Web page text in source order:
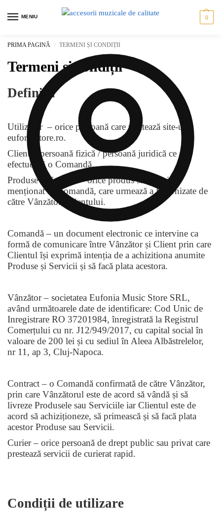
MENIU 0
PRIMA PAGINĂ / TERMENI ȘI CONDIȚII
Termeni și condiții
Definiț ii
Utilizator – orice persoană care vizitează site-ul
eufoniastore.ro.
Client – persoană fizică / persoană juridică ce
efectuează o Comandă.
Produse și Servicii – orice produs sau serviciu
menționat în Comandă, care urmează a fi furnizate de
către Vânzător, Clientului.
Comandă – un document electronic ce intervine ca
formă de comunicare între Vânzător și Client prin care
Clientul își exprimă intenția de a achizitiona anumite
Produse și Servicii și să facă plata acestora.
Vânzător – societatea Eufonia Music Store SRL,
având următoarele date de identificare: Cod Unic de
Inregistrare RO 37201984,înregistrată la Registrul
Comerțului cu nr. J12/949/2017, cu capital social în
valoare de 200 lei și cu sediul în Aleea Albăstrelelor,
nr 11, ap 3, Cluj-Napoca.
Contract – o Comandă confirmată de către Vânzător,
prin care Vânzătorul este de acord să vândă și să
livreze Produsele sau Serviciile iar Clientul este de
acord să achiziționeze, să primească și să facă plata
acestor Produse sau Servicii.
Curier – orice persoană de drept public sau privat care
prestează servicii de curierat rapid.
Condiții de utilizare